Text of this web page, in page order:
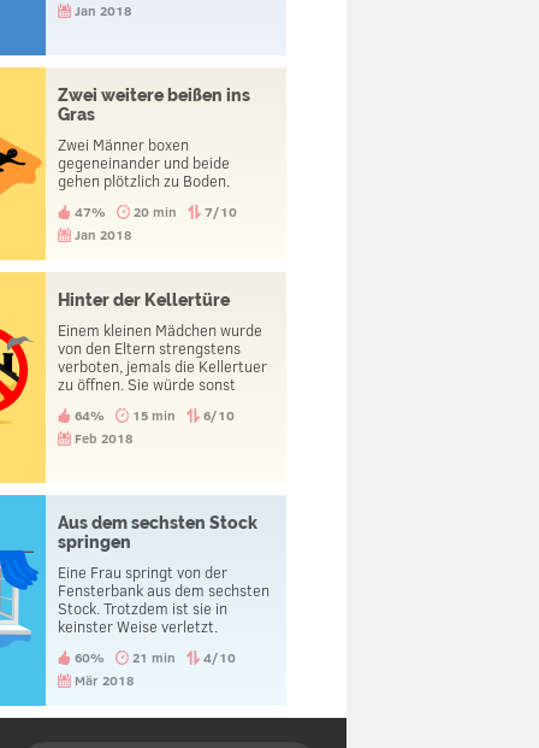
Jan 2018
Zwei weitere beißen ins
Gras
Zwei Männer boxen
gegeneinander und beide
gehen plötzlich zu Boden.
47% 20 min
7/10
Jan 2018
Hinter der Kellertüre
Einem kleinen Mädchen wurde
von den Eltern strengstens
verboten, jemals die Kellertuer
zu öffnen. Sie würde sonst
sollte. Eines Tages, als die
Eltern ausgegangen waren,
sah das Mädchen?
64% 15 min
6/10
Feb 2018
Aus dem sechsten Stock
springen
Eine Frau springt von der
Fensterbank aus dem sechsten
Stock. Trotzdem ist sie in
keinster Weise verletzt.
60% 21 min
4/10
Mär 2018